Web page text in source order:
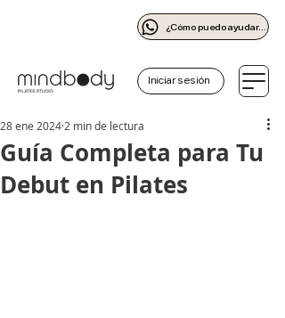
¿Cómo puedo ayudarte?
Iniciar sesión
Guía Completa para Tu
Debut en Pilates
28 ene 2024 2 min de lectura